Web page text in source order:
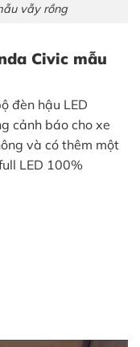
vẫy rồng
Civic mẫu
đèn hậu LED
cảnh báo cho xe
và có thêm một
LED 100%